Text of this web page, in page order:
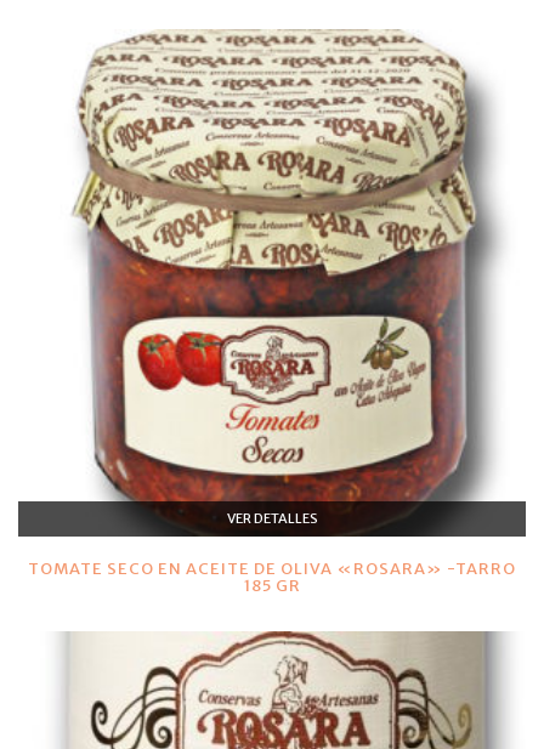
VER DETALLES
TOMATE SECO EN ACEITE DE OLIVA «ROSARA» -TARRO
185 GR